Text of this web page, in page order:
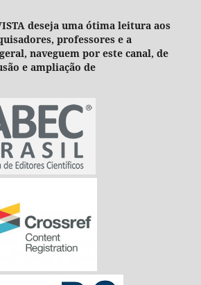
deseja uma ótima leitura aos
professores e a
naveguem por este canal, de
e ampliação de